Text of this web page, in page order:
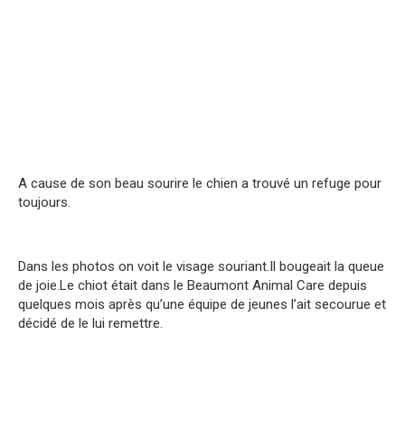
A cause de son beau sourire le chien a trouvé un refuge pour
toujours.
Dans les photos on voit le visage souriant.Il bougeait la queue
de joie.Le chiot était dans le Beaumont Animal Care depuis
quelques mois après qu’une équipe de jeunes l’ait secourue et
décidé de le lui remettre.